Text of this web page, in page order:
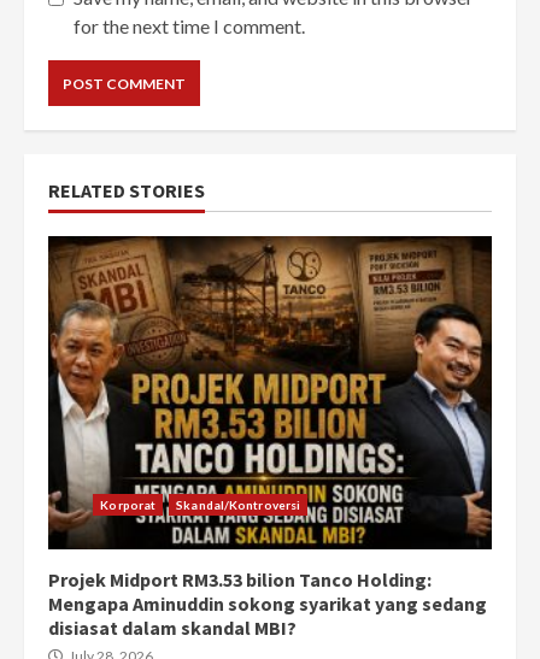
for the next time I comment.
RELATED STORIES
Korporat Skandal/Kontroversi
Projek Midport RM3.53 bilion Tanco Holding:
Mengapa Aminuddin sokong syarikat yang sedang
disiasat dalam skandal MBI?